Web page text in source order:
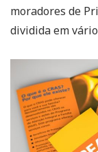
moradores de
dividida em